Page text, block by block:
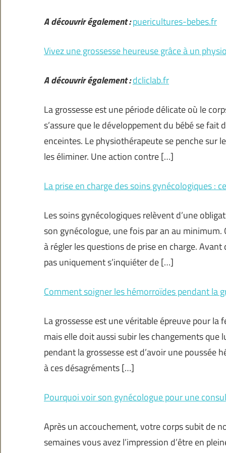
A découvrir également :puericultures-bebes.fr
Vivez une grossesse heureuse grâce à un
A découvrir également :dcliclab.fr
La grossesse est une période délicate où le
s’assure que le développement du bébé se
enceintes. Le physiothérapeute se penche sur
les éliminer. Une action contre […]
La prise en charge des soins gynécologiques :
Les soins gynécologiques relèvent d’une
son gynécologue, une fois par an au
à régler les questions de prise en charge.
pas uniquement s’inquiéter de […]
Comment soigner les hémorroïdes pendant la
La grossesse est une véritable épreuve pour
mais elle doit aussi subir les changements que
pendant la grossesse est d’avoir une poussée
à ces désagréments […]
Pourquoi voir son gynécologue pour une
Après un accouchement, votre corps subit de
semaines vous avez l’impression d’être en